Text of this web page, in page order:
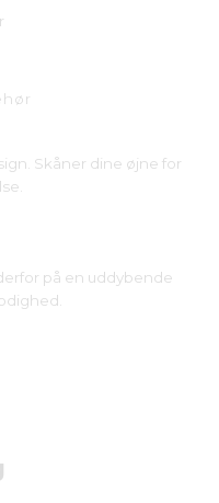
Skåner dine øjne for
på en uddybende